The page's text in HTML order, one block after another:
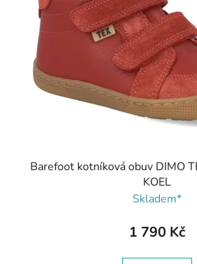
Barefoot kotníková obuv DIMO
KOEL
Skladem*
1 790 Kč